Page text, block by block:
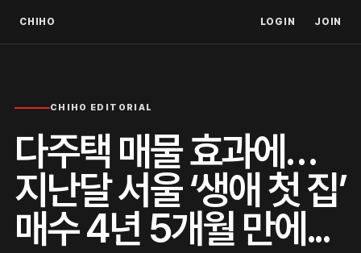
CHIHO LOGIN JOIN
CHIHO EDITORIAL
다주택 매물 효과에…
지난달 서울 ‘생애 첫 집’
매수 4년 5개월 만에...